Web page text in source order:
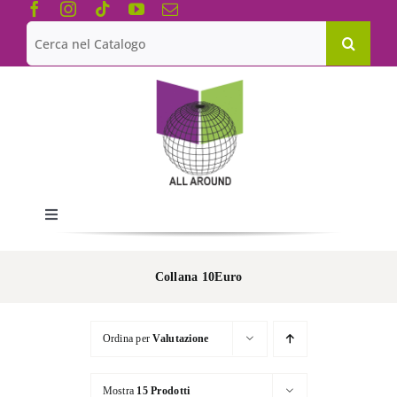
Salta
contenuto
Cerca
per:
Toggle
Navigation
Collana 10Euro
Ordina perValutazione
Mostra 15 Prodotti